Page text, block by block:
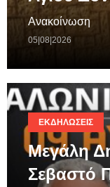
Ανακοίνωση
05|08|2026
ΕΚΔΗΛΏΣΕΙΣ
Μεγάλη
Σεβαστό